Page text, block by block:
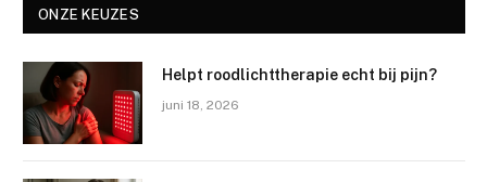
ONZE KEUZES
Helpt roodlichttherapie echt bij pijn?
juni 18, 2026